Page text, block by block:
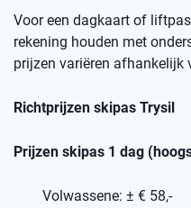
Voor een dagkaart of
rekening houden met
prijzen variëren afhankelijk
Richtprijzen skipas Trysil
Prijzen skipas 1 dag
Volwassene: ± € 58,-